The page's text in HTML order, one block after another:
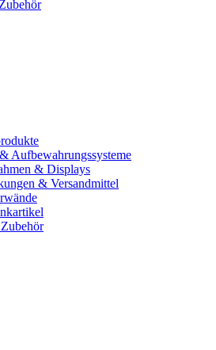
Aufbewahrungssysteme
& Displays
& Versandmittel